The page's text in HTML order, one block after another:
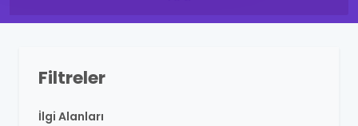
Filtreler
İlgi Alanları